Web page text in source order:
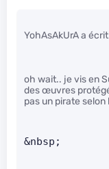
YohAsAkUrA a écrit
oh wait.. je vis en
des œuvres
pas un pirate selon
&nbsp;